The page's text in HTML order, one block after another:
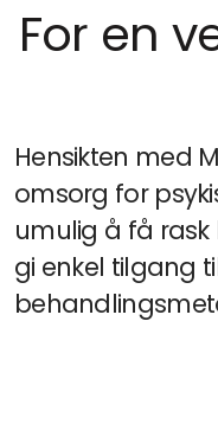
For en
Hensikten med
omsorg for
umulig å få rask
gi enkel tilgang